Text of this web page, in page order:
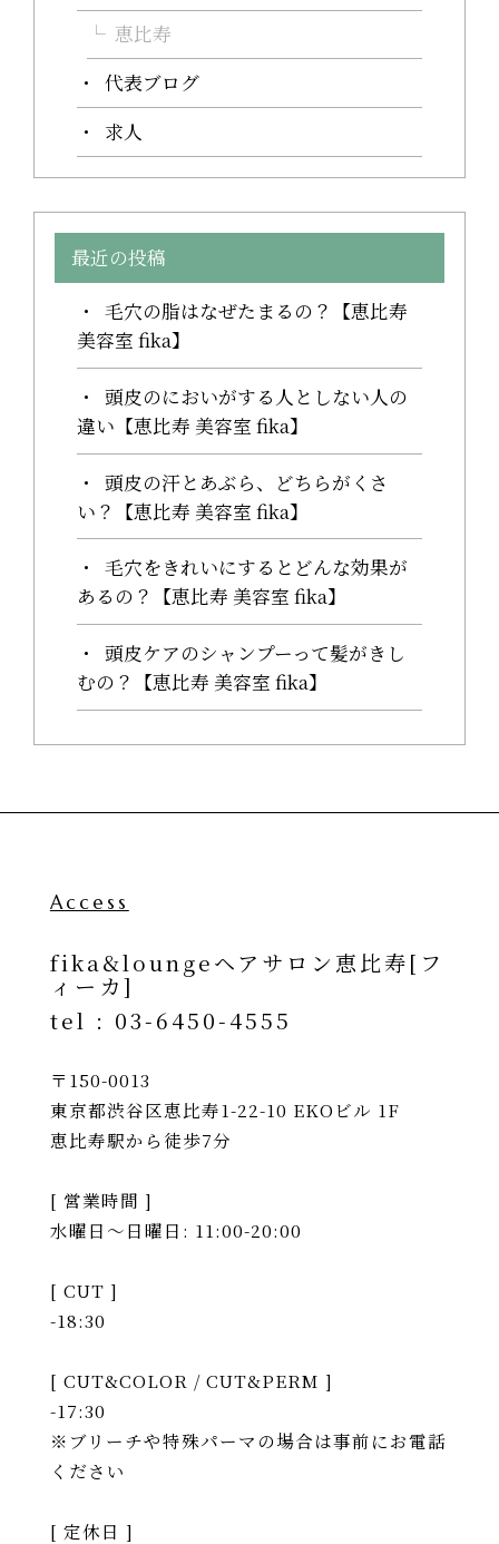
恵比寿
代表ブログ
求人
最近の投稿
毛穴の脂はなぜたまるの？【恵比寿
美容室 fika】
頭皮のにおいがする人としない人の
違い【恵比寿 美容室 fika】
頭皮の汗とあぶら、どちらがくさ
い？【恵比寿 美容室 fika】
毛穴をきれいにするとどんな効果が
あるの？【恵比寿 美容室 fika】
頭皮ケアのシャンプーって髪がきし
むの？【恵比寿 美容室 fika】
Access
fika&loungeヘアサロン恵比寿[フ
ィーカ]
tel : 03-6450-4555
〒150-0013
東京都渋谷区恵比寿1-22-10 EKOビル 1F
恵比寿駅から徒歩7分
[ 営業時間 ]
水曜日〜日曜日: 11:00-20:00
[ CUT ]
-18:30
[ CUT&COLOR / CUT&PERM ]
-17:30
※ブリーチや特殊パーマの場合は事前にお電話
ください
[ 定休日 ]